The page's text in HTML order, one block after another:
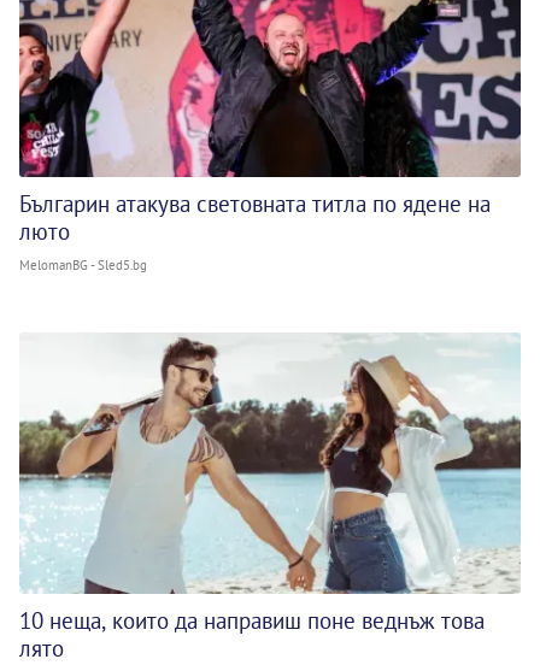
Българин атакува световната титла по ядене на
люто
MelomanBG - Sled5.bg
10 неща, които да направиш поне веднъж това
лято